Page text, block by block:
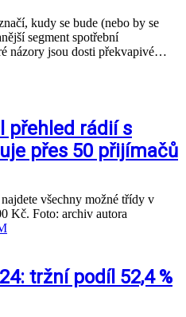
kudy se bude (nebo by se
segment spotřební
názory jsou dosti překvapivé…
přehled rádií s
přes 50 přijímačů
všechny možné třídy v
Kč. Foto: archiv autora
tržní podíl 52,4 %